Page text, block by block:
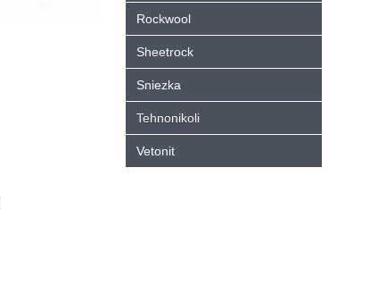
Rockwool
Sheetrock
Sniezka
Tehnonikoli
Vetonit